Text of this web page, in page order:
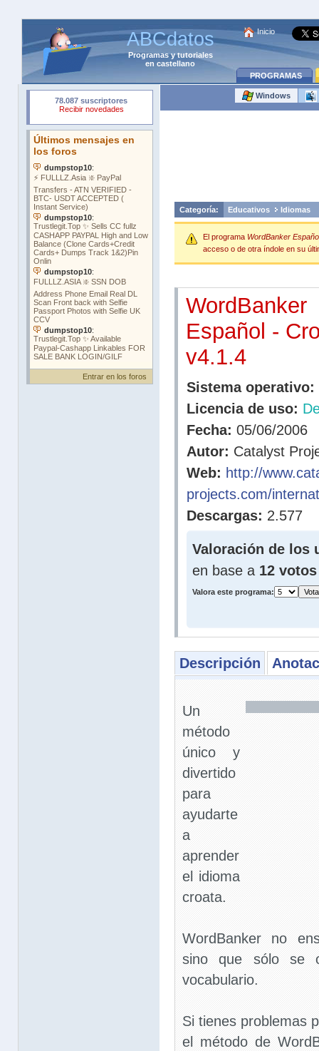
ABCdatos
Programasytutoriales
en castellano
Inicio
PROGRAMAS
Entrar en los foros
Windows
Categoría: Educativos Idiomas
El programa WordBanker
acceso o de otra índole en su
WordBanker
Español -
v4.1.4
Sistema operativo:
Licencia de uso:
Fecha: 05/06/2006
Autor: Catalyst
Web: http://
projects.com/
Descargas: 2.577
Valoración de los
en base a 12 votos
Valora este programa:
Descripción
Un
método
único y
divertido
para
ayudarte
a
aprender
el idioma
croata.
WordBanker no
sino que sólo se
vocabulario.
Si tienes problemas
el método de